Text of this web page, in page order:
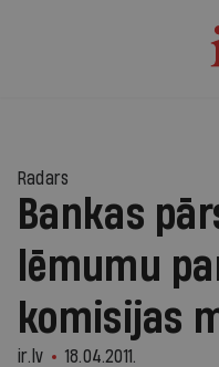
Radars
Bankas
lēmumu
komisijas
ir.lv 18.04.2011.